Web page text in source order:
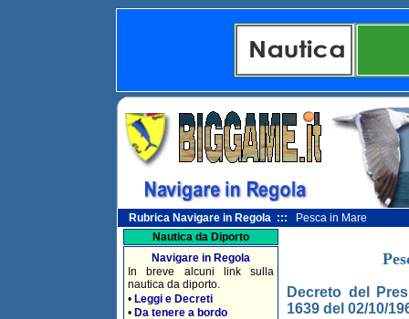
Rubrica Navigare in Regola :::
Pesca in Mare
Nautica da Diporto
Navigare in Regola
In breve alcuni link sulla
nautica da diporto.
• Leggi e Decreti
• Da tenere a bordo
Decreto del
1639 del 02/10/